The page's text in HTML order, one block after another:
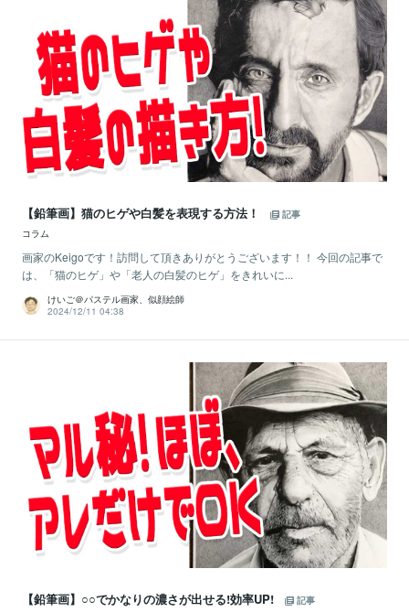
【鉛筆画】猫のヒゲや白髪を表現する方法！
記事
コラム
画家のKeigoです！訪問して頂きありがとうございます！！ 今回の記事で
は、「猫のヒゲ」や「老人の白髪のヒゲ」をきれいに...
けいご＠パステル画家、似顔絵師
2024/12/11 04:38
【鉛筆画】○○でかなりの濃さが出せる!効率UP!
記事